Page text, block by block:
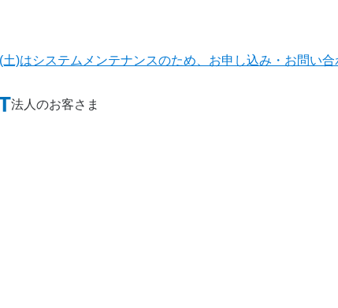
)はシステムメンテナンスのため、お申し込み・お問い
法人のお客さま